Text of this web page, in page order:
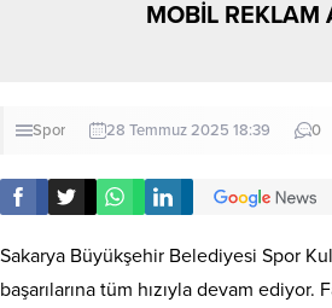
MOBİL REKLAM
Spor 28 Temmuz 2025 18:39 0
Sakarya Büyükşehir Belediyesi Spor
başarılarına tüm hızıyla devam ediyor.